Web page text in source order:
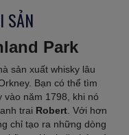
SẢN
Park
sản xuất whisky lâu
Bạn có thể tìm
vào năm 1798, khi nó
trai Robert . Với hơn
chỉ tạo ra những dòng